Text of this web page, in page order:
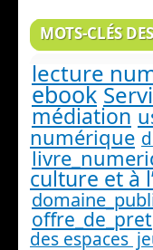
MOTS-CLÉS
lecture
ebook
médiation
numérique
culture et à
offre_de_pret
des espaces